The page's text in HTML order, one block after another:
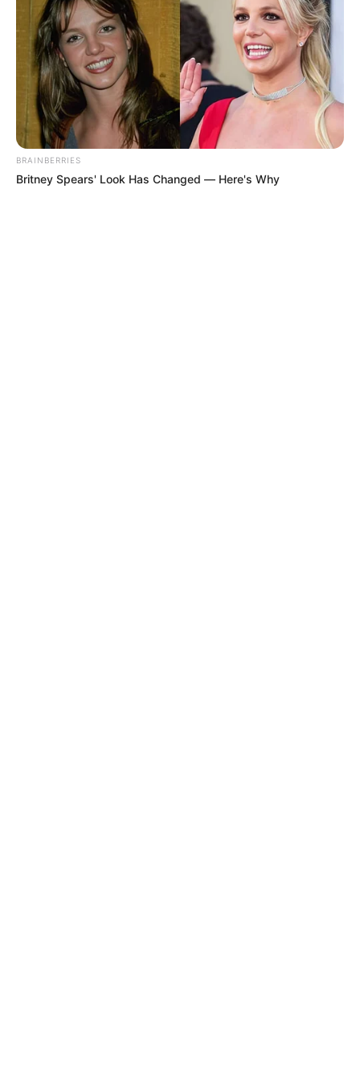
TEMAS RELACIONADOS
EL CAMPÍN TRANSMILENIO
RUTAS DEL SITP
RUTAS DE TRANSMILENIO
CAMINATA DE LA SOLIDARIDAD
MANTÉNGASE EN ALERTA
BRAINBERRIES
Britney Spears' Look Has Changed — Here's Why